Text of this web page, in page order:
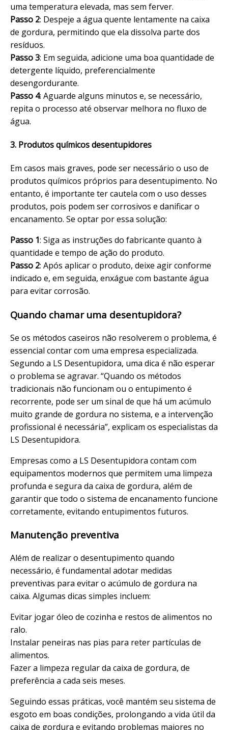
uma temperatura elevada, mas sem ferver.
Passo 2: Despeje a água quente lentamente na caixa
de gordura, permitindo que ela dissolva parte dos
resíduos.
Passo 3: Em seguida, adicione uma boa quantidade de
detergente líquido, preferencialmente
desengordurante.
Passo 4: Aguarde alguns minutos e, se necessário,
repita o processo até observar melhora no fluxo de
água.
3. Produtos químicos desentupidores
Em casos mais graves, pode ser necessário o uso de
produtos químicos próprios para desentupimento. No
entanto, é importante ter cautela com o uso desses
produtos, pois podem ser corrosivos e danificar o
encanamento. Se optar por essa solução:
Passo 1: Siga as instruções do fabricante quanto à
quantidade e tempo de ação do produto.
Passo 2: Após aplicar o produto, deixe agir conforme
indicado e, em seguida, enxágue com bastante água
para evitar corrosão.
Quando chamar uma desentupidora?
Se os métodos caseiros não resolverem o problema, é
essencial contar com uma empresa especializada.
Segundo a LS Desentupidora, uma dica é não esperar
o problema se agravar. “Quando os métodos
tradicionais não funcionam ou o entupimento é
recorrente, pode ser um sinal de que há um acúmulo
muito grande de gordura no sistema, e a intervenção
profissional é necessária”, explicam os especialistas da
LS Desentupidora.
Empresas como a LS Desentupidora contam com
equipamentos modernos que permitem uma limpeza
profunda e segura da caixa de gordura, além de
garantir que todo o sistema de encanamento funcione
corretamente, evitando entupimentos futuros.
Manutenção preventiva
Além de realizar o desentupimento quando
necessário, é fundamental adotar medidas
preventivas para evitar o acúmulo de gordura na
caixa. Algumas dicas simples incluem:
Evitar jogar óleo de cozinha e restos de alimentos no
ralo.
Instalar peneiras nas pias para reter partículas de
alimentos.
Fazer a limpeza regular da caixa de gordura, de
preferência a cada seis meses.
Seguindo essas práticas, você mantém seu sistema de
esgoto em boas condições, prolongando a vida útil da
caixa de gordura e evitando problemas maiores no